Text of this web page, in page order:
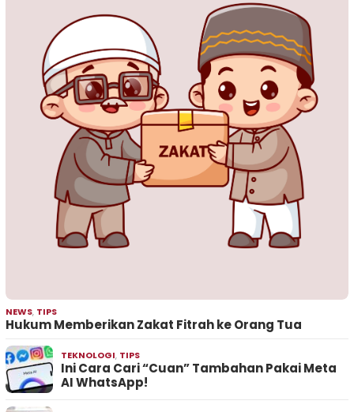
NEWS, TIPS
Hukum Memberikan Zakat Fitrah ke Orang Tua
TEKNOLOGI, TIPS
Ini Cara Cari “Cuan” Tambahan Pakai Meta
AI WhatsApp!